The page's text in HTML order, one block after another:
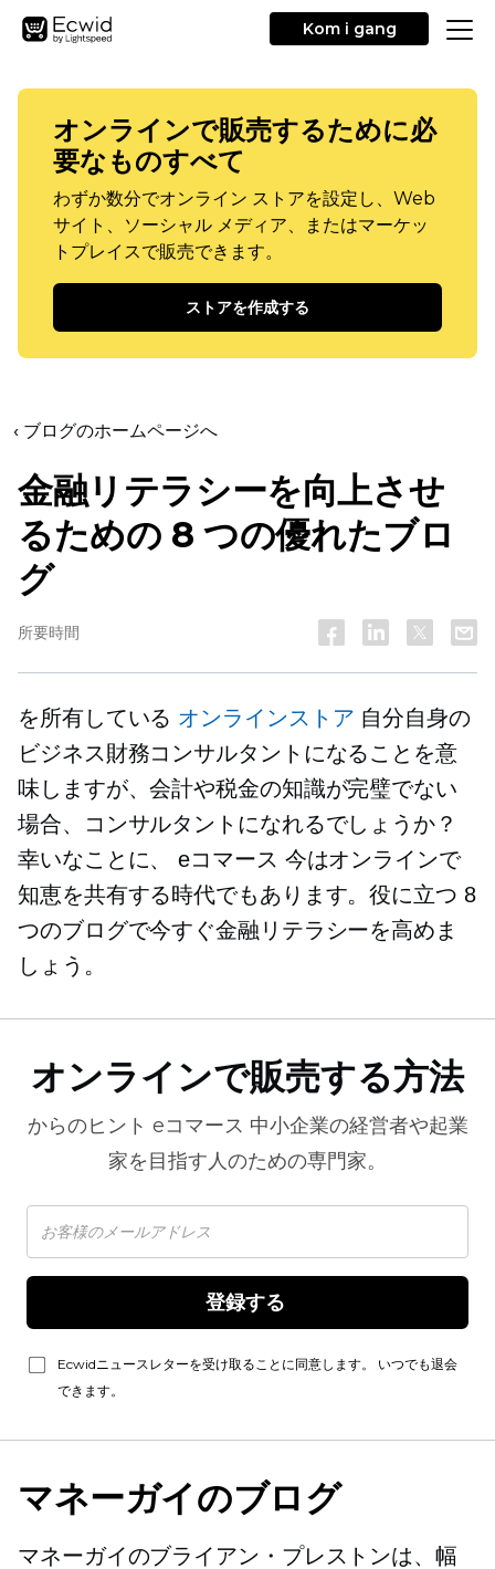
Kom i gang
オンラインで販売するために必
要なものすべて
わずか数分でオンライン ストアを設定し、Web
サイト、ソーシャル メディア、またはマーケッ
トプレイスで販売できます。
ストアを作成する
‹ ブログのホームページへ
金融リテラシーを向上させ
るための 8 つの優れたブロ
グ
所要時間
を所有している オンラインストア 自分自身の
ビジネス財務コンサルタントになることを意
味しますが、会計や税金の知識が完璧でない
場合、コンサルタントになれるでしょうか？
幸いなことに、eコマース 今はオンラインで
知恵を共有する時代でもあります。役に立つ 8
つのブログで今すぐ金融リテラシーを高めま
しょう。
オンラインで販売する方法
からのヒント eコマース 中小企業の経営者や起業
家を目指す人のための専門家。
Ecwidニュースレターを受け取ることに同意します。 いつでも退会
できます。
マネーガイのブログ
マネーガイのブライアン・プレストンは、幅